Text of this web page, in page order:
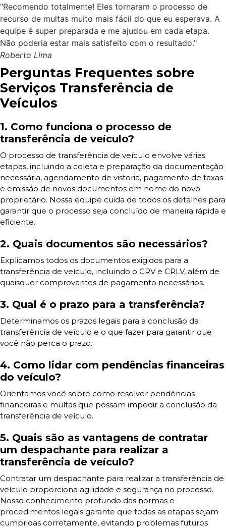
"Recomendo totalmente! Eles tornaram o processo de
recurso de multas muito mais fácil do que eu esperava. A
equipe é super preparada e me ajudou em cada etapa.
Não poderia estar mais satisfeito com o resultado."
Roberto Lima
Perguntas Frequentes sobre
Serviços Transferência de
Veículos
1. Como funciona o processo de
transferência de veículo?
O processo de transferência de veículo envolve várias
etapas, incluindo a coleta e preparação da documentação
necessária, agendamento de vistoria, pagamento de taxas
e emissão de novos documentos em nome do novo
proprietário. Nossa equipe cuida de todos os detalhes para
garantir que o processo seja concluído de maneira rápida e
eficiente.
2. Quais documentos são necessários?
Explicamos todos os documentos exigidos para a
transferência de veículo, incluindo o CRV e CRLV, além de
quaisquer comprovantes de pagamento necessários.
3. Qual é o prazo para a transferência?
Determinamos os prazos legais para a conclusão da
transferência de veículo e o que fazer para garantir que
você não perca o prazo.
4. Como lidar com pendências financeiras
do veículo?
Orientamos você sobre como resolver pendências
financeiras e multas que possam impedir a conclusão da
transferência de veículo.
5. Quais são as vantagens de contratar
um despachante para realizar a
transferência de veículo?
Contratar um despachante para realizar a transferência de
veículo proporciona agilidade e segurança no processo.
Nosso conhecimento profundo das normas e
procedimentos legais garante que todas as etapas sejam
cumpridas corretamente, evitando problemas futuros